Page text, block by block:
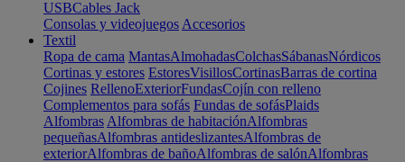
USBCables Jack
Consolas y videojuegos Accesorios
Textil
Ropa de cama MantasAlmohadasColchasSábanasNórdicos
Cortinas y estores EstoresVisillosCortinasBarras de cortina
Cojines RellenoExteriorFundasCojín con relleno
Complementos para sofás Fundas de sofásPlaids
Alfombras Alfombras de habitaciónAlfombras
pequeñasAlfombras antideslizantesAlfombras de
exteriorAlfombras de bañoAlfombras de salónAlfombras